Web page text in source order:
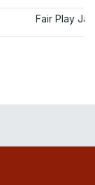
Fair Play